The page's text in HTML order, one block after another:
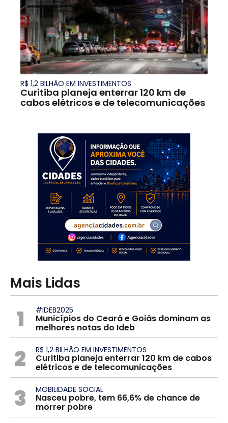
R$ 1,2 BILHÃO EM INVESTIMENTOS
Curitiba planeja enterrar 120 km de
cabos elétricos e de telecomunicações
Mais Lidas
1 #IDEB2025
Municípios do Ceará e Goiás dominam as
melhores notas do Ideb
2 R$ 1,2 BILHÃO EM INVESTIMENTOS
Curitiba planeja enterrar 120 km de cabos
elétricos e de telecomunicações
3 MOBILIDADE SOCIAL
Nasceu pobre, tem 66,6% de chance de
morrer pobre